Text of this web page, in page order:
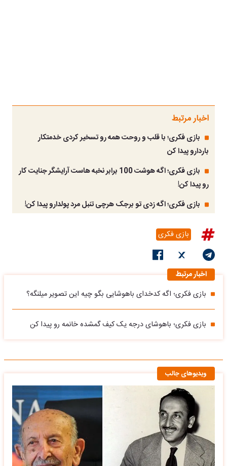
اخبار مرتبط
بازی فکری؛ با قلب و روحت همه رو تسخیر کردی خدمتکار
باردارو پیدا کن
بازی فکری؛ اگه هوشت 100 برابر نخبه هاست آرایشگر جنایت کار
رو پیدا کن!
بازی فکری؛ اگه زدی تو برجک هرچی تنبل مرد پولدارو پیدا کن!
بازی فکری
اخبار مرتبط
بازی فکری؛ اگه کدخدای باهوشایی بگو چیه این تصویر میلنگه؟
بازی فکری؛ باهوشای درجه یک کیف گمشده خانمه رو پیدا کن
ویدیوهای جالب